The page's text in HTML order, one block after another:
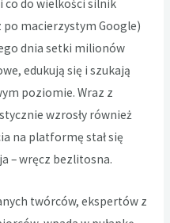
co do wielkości silnik
macierzystym Google)
dnia setki milionów
edukują się i szukają
poziomie. Wraz z
wzrosły również
na platformę stał się
– wręcz bezlitosna.
twórców, ekspertów z